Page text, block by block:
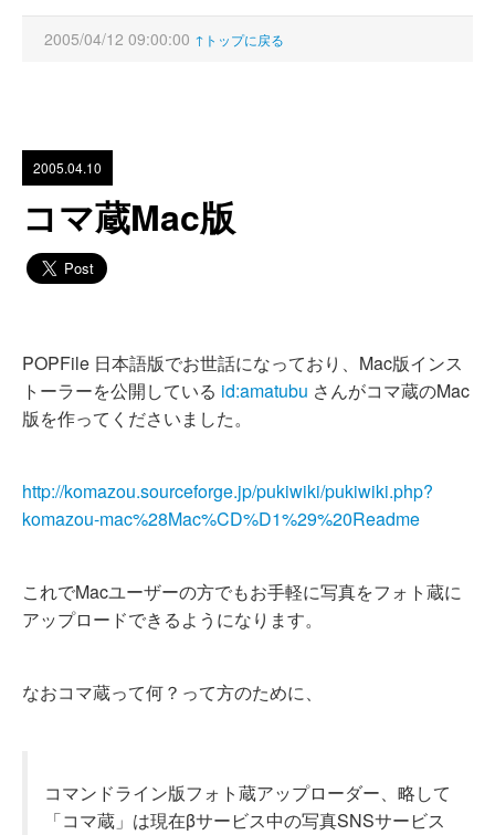
2005/04/12 09:00:00 ↑トップに戻る
2005.04.10
コマ蔵Mac版
POPFile 日本語版でお世話になっており、Mac版インス
トーラーを公開している id:amatubu さんがコマ蔵のMac
版を作ってくださいました。
http://komazou.sourceforge.jp/pukiwiki/pukiwiki.php?
komazou-mac%28Mac%CD%D1%29%20Readme
これでMacユーザーの方でもお手軽に写真をフォト蔵に
アップロードできるようになります。
なおコマ蔵って何？って方のために、
コマンドライン版フォト蔵アップローダー、略して
「コマ蔵」は現在βサービス中の写真SNSサービス